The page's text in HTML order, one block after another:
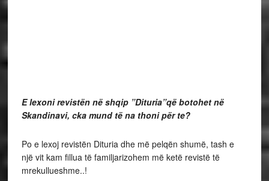
E lexoni revistën në shqip ”Dituria”që botohet në
Skandinavi, cka mund të na thoni për te?
Po e lexoj revistën Dituria dhe më pelqën shumë, tash e
një vit kam fillua të familjarizohem më ketë revistë të
mrekullueshme..!